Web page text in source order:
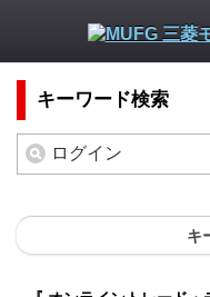
キーワード検索
キ